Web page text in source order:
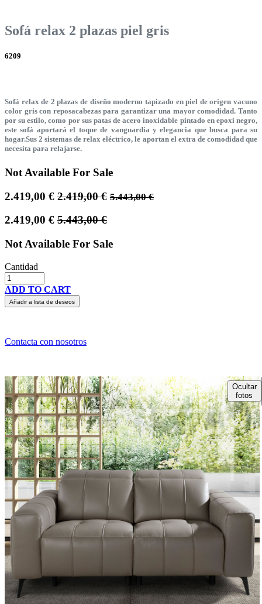
Sofá relax 2 plazas piel gris
6209
Sofá relax de 2 plazas de diseño moderno tapizado en piel de origen vacuno
color gris con reposacabezas para garantizar una mayor comodidad. Tanto
por su estilo, como por sus patas de acero inoxidable pintado en epoxi negro,
este sofá aportará el toque de vanguardia y elegancia que busca para su
hogar.Sus 2 sistemas de relax eléctrico, le aportan el extra de comodidad que
necesita para relajarse.
Not Available For Sale
2.419,00 € 2.419,00€ 5.443,00€
2.419,00 € 5.443,00€
Not Available For Sale
Cantidad
ADD TO CART
Añadir a lista de deseos
Contacta con nosotros
Ocultar
fotos